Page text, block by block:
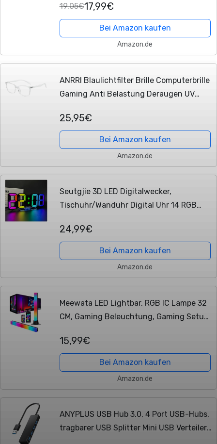
und 2 USB 1 Typ-C Anschlüssen - Gaming
Controller...
19,05€17,99€
Bei Amazon kaufen
Amazon.de
ANRRI Blaulichtfilter Brille Computerbrille
Gaming Anti Belastung Deraugen UV
Verringerung der Augenbelastung Mode
für Damen...
25,95€
Bei Amazon kaufen
Amazon.de
Seutgjie 3D LED Digitalwecker,
Tischuhr/Wanduhr Digital Uhr 14 RGB
Helligkeitsanpassungen
Nachthelligkeitsmodus
Schlummermodus...
24,99€
Bei Amazon kaufen
Amazon.de
Meewata LED Lightbar, RGB IC Lampe 32
CM, Gaming Beleuchtung, Gaming Setup
APP und Fernbedienung, Ambient Lampe
für...
15,99€
Bei Amazon kaufen
Amazon.de
ANYPLUS USB Hub 3.0, 4 Port USB-Hubs,
tragbarer USB Splitter Mini USB Verteiler